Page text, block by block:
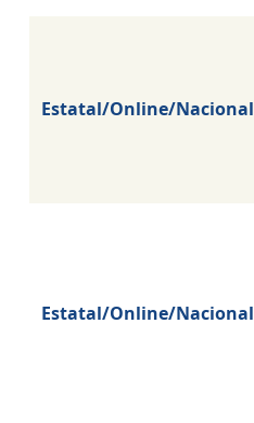
Estatal/Online/Nacional
Estatal/Online/Nacional